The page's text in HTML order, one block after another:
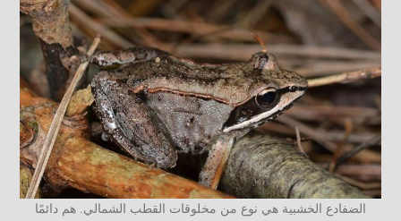
الضفادع الخشبية هي نوع من مخلوقات القطب الشمالي. هم دائمًا